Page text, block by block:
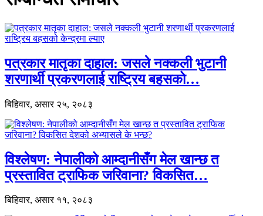
पत्रकार मातृका दाहाल: जसले नक्कली भुटानी
शरणार्थी प्रकरणलाई राष्ट्रिय बहसको…
बिहिवार, असार २५, २०८३
विश्लेषण: नेपालीको आम्दानीसँग मेल खान्छ त
प्रस्तावित ट्राफिक जरिवाना? विकसित…
बिहिवार, असार ११, २०८३